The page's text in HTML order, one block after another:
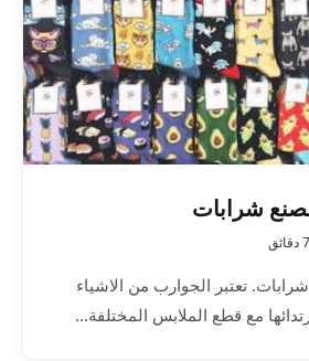
شرابات
7 دقائق
تعتبر الجوارب من الاشياء
مع قطع الملابس المختلفة…